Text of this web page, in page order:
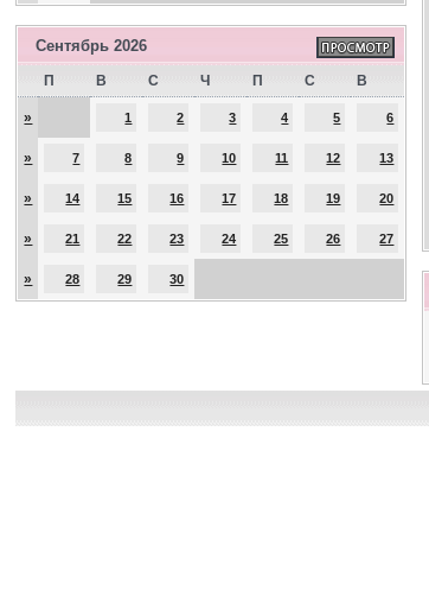
Сентябрь 2026
П В С Ч П С В
» 1 2 3 4 5 6
» 7 8 9 10 11 12 13
» 14 15 16 17 18 19 20
» 21 22 23 24 25 26 27
» 28 29 30